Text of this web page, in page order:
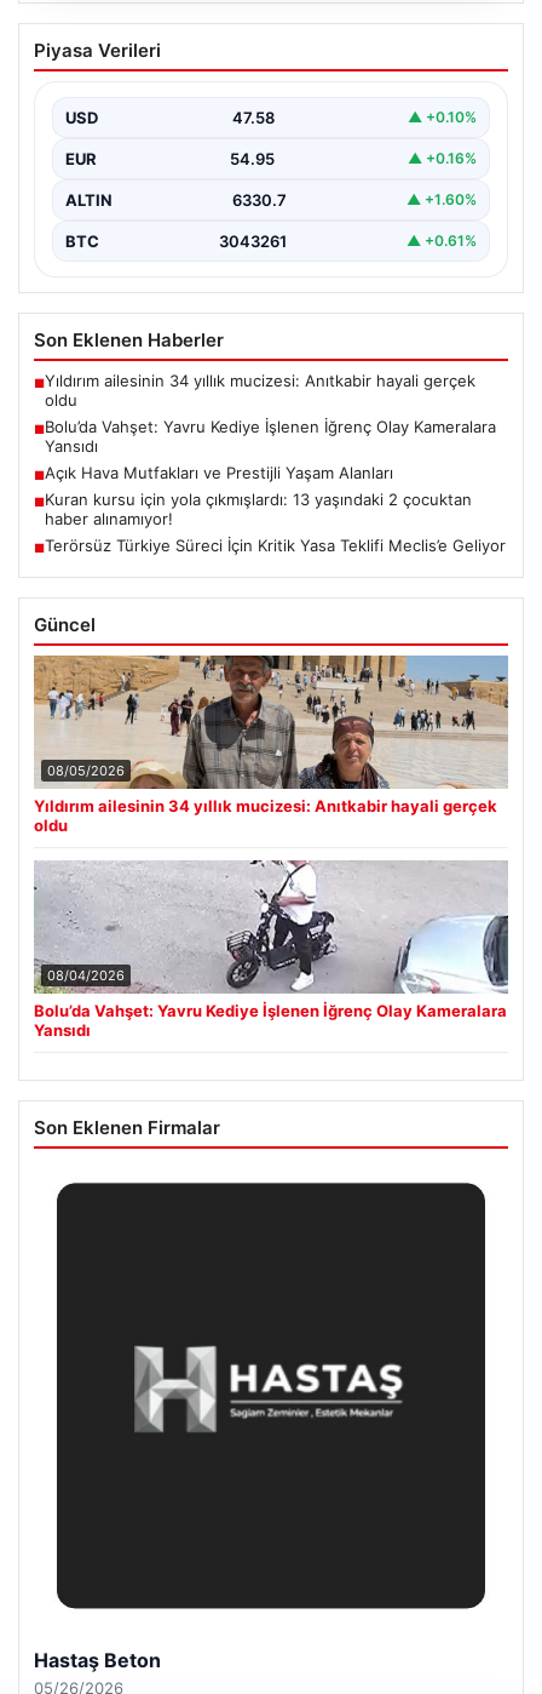
Bolu’da Vahşet: Yavru Kediye İşlenen
İğrenç Olay Kameralara Yansıdı
günlerde meydana gelen korkutucu olay, bölgedeki
sakinleri derinden sarstı. Elektrikli…
Piyasa Verileri
USD 47.58 ▲ +0.10%
EUR 54.95 ▲ +0.16%
ALTIN 6330.7 ▲ +1.60%
BTC 3043261 ▲ +0.61%
Son Eklenen Haberler
■Yıldırım ailesinin 34 yıllık mucizesi: Anıtkabir hayali gerçek
oldu
■Bolu’da Vahşet: Yavru Kediye İşlenen İğrenç Olay Kameralara
Yansıdı
■Açık Hava Mutfakları ve Prestijli Yaşam Alanları
■Kuran kursu için yola çıkmışlardı: 13 yaşındaki 2 çocuktan
haber alınamıyor!
■Terörsüz Türkiye Süreci İçin Kritik Yasa Teklifi Meclis’e Geliyor
Güncel
08/05/2026
Yıldırım ailesinin 34 yıllık mucizesi: Anıtkabir hayali gerçek
oldu
08/04/2026
Bolu’da Vahşet: Yavru Kediye İşlenen İğrenç Olay Kameralara
Yansıdı
Son Eklenen Firmalar
Prenses Night Club
04/29/2026